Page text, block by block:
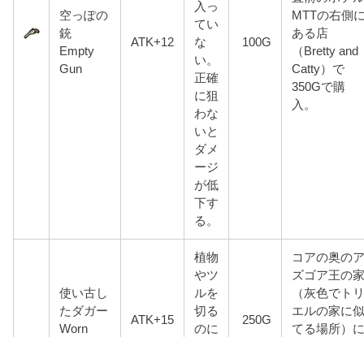
空っぽの
銃
Empty
Gun
ATK+12
入っ
てい
な
い。
正確
に狙
わな
いと
ダメ
ージ
が低
下す
る。
100G
MTTの右側
ある店
（Bretty and
Catty）で
350Gで購
入。
使い古し
たダガー
Worn
ATK+15
植物
やツ
ルを
切る
のに
250G
コアの奥の
ズゴア王の
（灰色でト
エルの家に
てる場所）